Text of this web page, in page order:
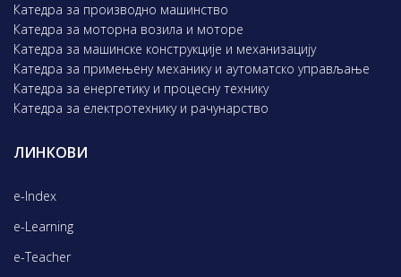
Катедра за производно машинство
Катедра за моторна возила и моторе
Катедра за машинске конструкције и механизацију
Катедра за примењену механику и аутоматско управљање
Катедра за енергетику и процесну технику
Катедра за електротехнику и рачунарство
ЛИНКОВИ
e-Index
e-Learning
e-Teacher